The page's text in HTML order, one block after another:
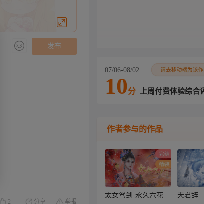
发布
2 分享 举报
07/06-08/02
10分 上周付费体验综合
作者参与的作品
天君辞